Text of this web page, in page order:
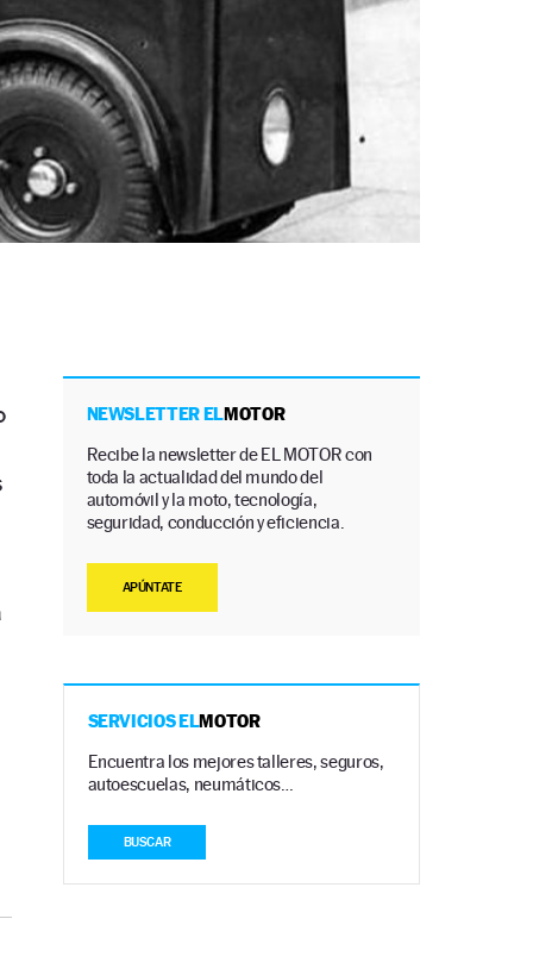
NEWSLETTER ELMOTOR
Recibe la newsletter de EL MOTOR con
toda la actualidad del mundo del
automóvil y la moto, tecnología,
seguridad, conducción y eficiencia.
APÚNTATE
SERVICIOS ELMOTOR
Encuentra los mejores talleres, seguros,
autoescuelas, neumáticos…
BUSCAR